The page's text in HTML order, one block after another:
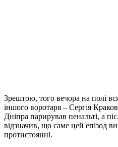
Зрештою, того вечора на полі
іншого воротаря – Сергія
Дніпра парирував пенальті, а
відзначив, що саме цей епізод
протистоянні.